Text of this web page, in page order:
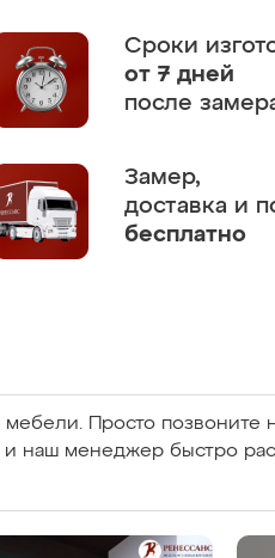
Сроки
от 7 дней
после
Замер,
доставка и
бесплатно
мебели. Просто позвоните
и наш менеджер быстро